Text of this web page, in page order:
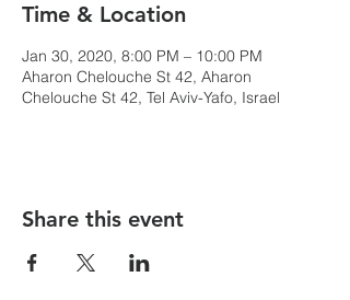
Time & Location
Jan 30, 2020, 8:00 PM – 10:00 PM
Aharon Chelouche St 42, Aharon
Chelouche St 42, Tel Aviv-Yafo, Israel
Share this event